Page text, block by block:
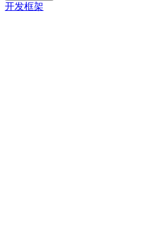
开发框架